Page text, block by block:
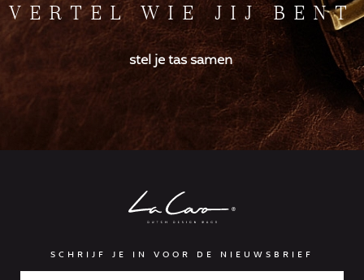
VERTEL WIE JIJ BENT
stel je tas samen
SCHRIJF JE IN VOOR DE NIEUWSBRIEF